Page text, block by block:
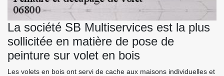
La société SB Multiservices est la plus
sollicitée en matière de pose de
peinture sur volet en bois
Les volets en bois ont servi de cache aux maisons individuelles et